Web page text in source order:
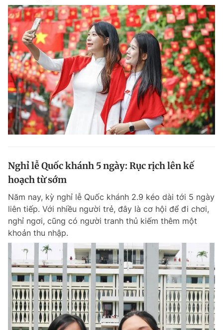
Nghỉ lễ Quốc khánh 5 ngày: Rục rịch lên kế
hoạch từ sớm
Năm nay, kỳ nghỉ lễ Quốc khánh 2.9 kéo dài tới 5 ngày
liên tiếp. Với nhiều người trẻ, đây là cơ hội để đi chơi,
nghỉ ngơi, cũng có người tranh thủ kiếm thêm một
khoản thu nhập.